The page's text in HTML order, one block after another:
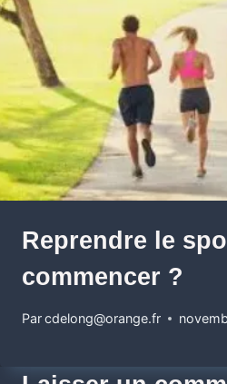
Reprendre le
commencer ?
Parcdelong@orange.fr